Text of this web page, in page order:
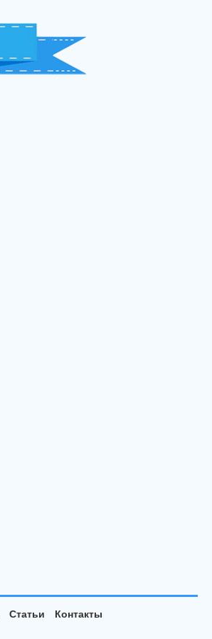
Статьи
Контакты